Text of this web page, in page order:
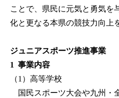
ことで、県民に元気と勇気を
化と更なる本県の競技力向上
ジュニアスポーツ推進事業
1 事業内容
（1）高等学校
国民スポーツ大会や九州・